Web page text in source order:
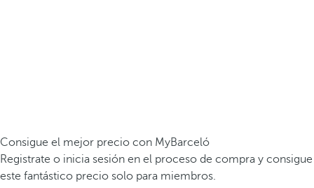
Consigue el mejor precio con MyBarceló
Registrate o inicia sesión en el proceso de compra y consigue
este fantástico precio solo para miembros.